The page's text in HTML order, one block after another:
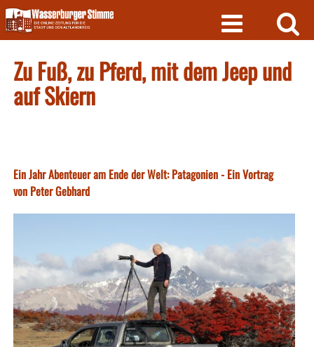
Skip
to
content
Zu Fuß, zu Pferd, mit dem Jeep und
auf Skiern
Ein Jahr Abenteuer am Ende der Welt: Patagonien - Ein Vortrag
von Peter Gebhard